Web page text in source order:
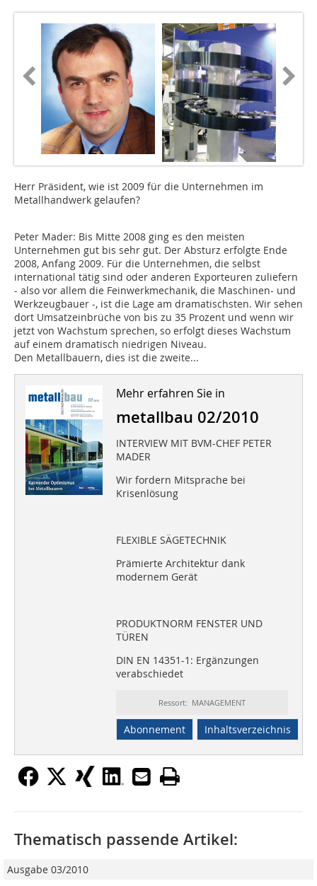
Herr Präsident, wie ist 2009 für die Unternehmen im
Metallhandwerk gelaufen?
Peter Mader: Bis Mitte 2008 ging es den meisten
Unternehmen gut bis sehr gut. Der Absturz erfolgte Ende
2008, Anfang 2009. Für die Unternehmen, die selbst
international tätig sind oder anderen Exporteuren zuliefern
- also vor allem die Feinwerkmechanik, die Maschinen- und
Werkzeugbauer -, ist die Lage am dramatischsten. Wir sehen
dort Umsatzeinbrüche von bis zu 35 Prozent und wenn wir
jetzt von Wachstum sprechen, so erfolgt dieses Wachstum
auf einem dramatisch niedrigen Niveau.
Den Metallbauern, dies ist die zweite...
Mehr erfahren Sie in
metallbau 02/2010
INTERVIEW MIT BVM-CHEF PETER
MADER
Wir fordern Mitsprache bei
Krisenlösung
FLEXIBLE SÄGETECHNIK
Prämierte Architektur dank
modernem Gerät
PRODUKTNORM FENSTER UND
TÜREN
DIN EN 14351-1: Ergänzungen
verabschiedet
Ressort: MANAGEMENT
Abonnement Inhaltsverzeichnis
Thematisch passende Artikel:
Ausgabe 03/2010